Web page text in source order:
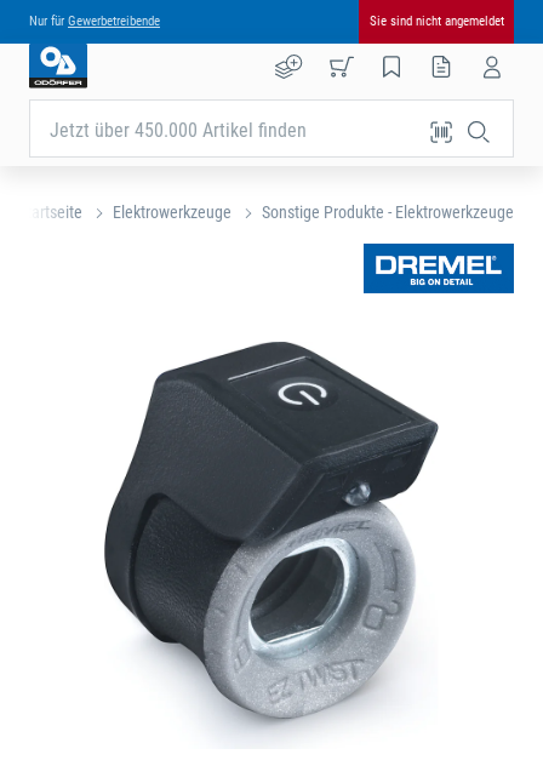
Nur für Gewerbetreibende Sie sind nicht angemeldet
Jetzt über 450.000 Artikel finden
Startseite Elektrowerkzeuge Sonstige Produkte - Elektrowerkzeuge